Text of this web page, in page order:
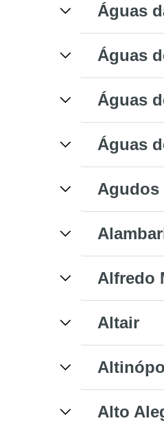
Águas
Águas
Águas
Águas
Agudos
Alfredo
Altair
Alto